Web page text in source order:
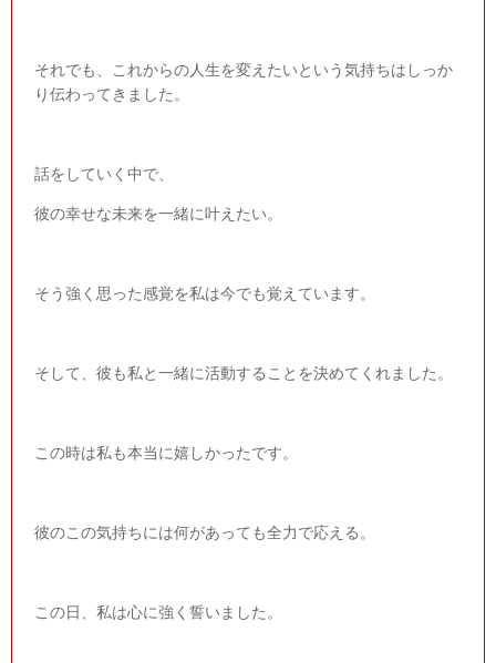
それでも、これからの人生を変えたいという気持ちはしっか
り伝わってきました。
話をしていく中で、
彼の幸せな未来を一緒に叶えたい。
そう強く思った感覚を私は今でも覚えています。
そして、彼も私と一緒に活動することを決めてくれました。
この時は私も本当に嬉しかったです。
彼のこの気持ちには何があっても全力で応える。
この日、私は心に強く誓いました。